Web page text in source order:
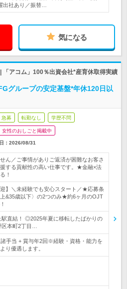
出社あり／振替…
気になる
「アコム」100％出資会社*産育休取得実績
グループの安定基盤*年休120日以
急募 転勤なし 学歴不問
女性のおしごと掲載中
： 2026/08/31
ん／ご事情がありご返済が困難なお客さ
する貢献性の高い仕事です。★金融×法
！
迎】＼未経験でも安心スタート／★応募条
&35歳以下〉の2つのみ★約6ヶ月のOJT
直結！ ◎2025年夏に移転したばかりの
本町2丁目…
手当 + 賞与年2回※経験・資格・能力を
り優遇します。